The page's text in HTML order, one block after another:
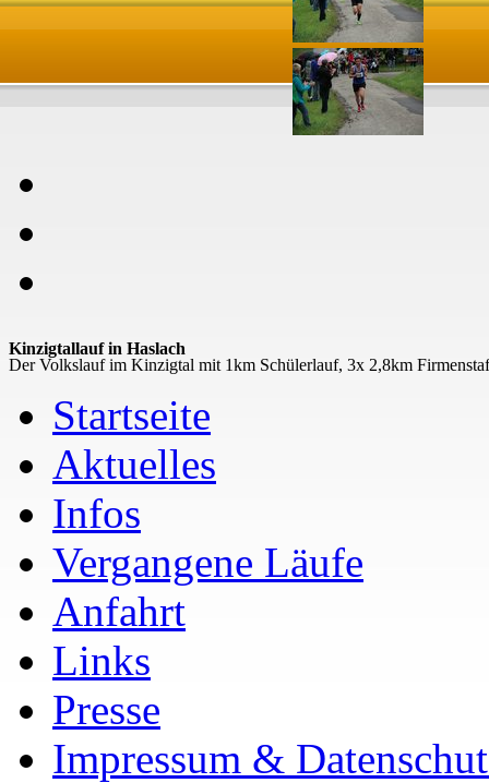
Kinzigtallauf in Haslach
Der Volkslauf im Kinzigtal mit 1km Schülerlauf, 3x 2,8km
Startseite
Aktuelles
Infos
Vergangene Läufe
Anfahrt
Links
Presse
Impressum &